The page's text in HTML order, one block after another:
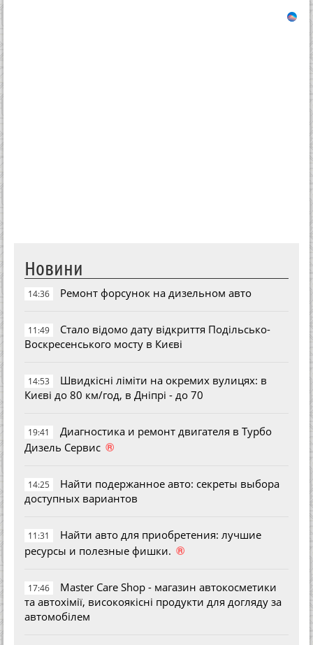
Новини
14:36 Ремонт форсунок на дизельном авто
11:49
Стало відомо дату відкриття Подільсько-
Воскресенського мосту в Києві
14:53
Швидкісні ліміти на окремих вулицях: в
Києві до 80 км/год, в Дніпрі - до 70
19:41
Диагностика и ремонт двигателя в Турбо
Дизель Сервис ®
14:25
Найти подержанное авто: секреты выбора
доступных вариантов
11:31
Найти авто для приобретения: лучшие
ресурсы и полезные фишки. ®
17:46
Master Care Shop - магазин автокосметики
та автохімії, високоякісні продукти для догляду за
автомобілем